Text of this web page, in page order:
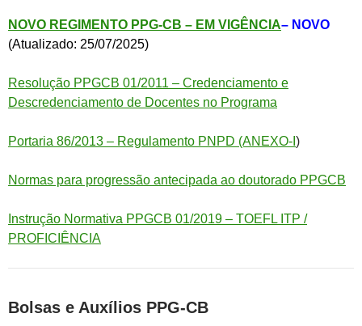
NOVO REGIMENTO PPG-CB – EM VIGÊNCIA– NOVO
(Atualizado: 25/07/2025)
Resolução PPGCB 01/2011 – Credenciamento e
Descredenciamento de Docentes no Programa
Portaria 86/2013 – Regulamento PNPD (ANEXO-I )
Normas para progressão antecipada ao doutorado PPGCB
Instrução Normativa PPGCB 01/2019 – TOEFL ITP /
PROFICIÊNCIA
Bolsas e Auxílios PPG-CB